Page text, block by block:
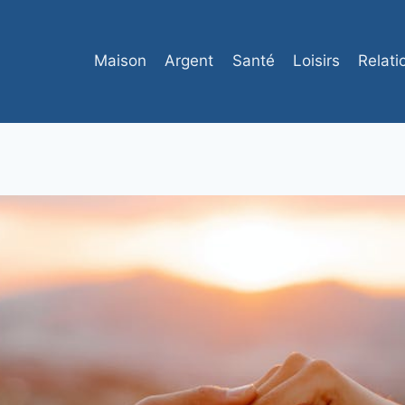
Maison Argent Santé Loisirs